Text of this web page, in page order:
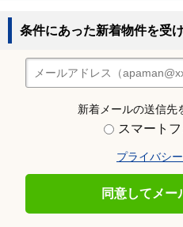
条件にあった新着物件を受
新着メールの送信先
スマート
プライバシ
同意してメー